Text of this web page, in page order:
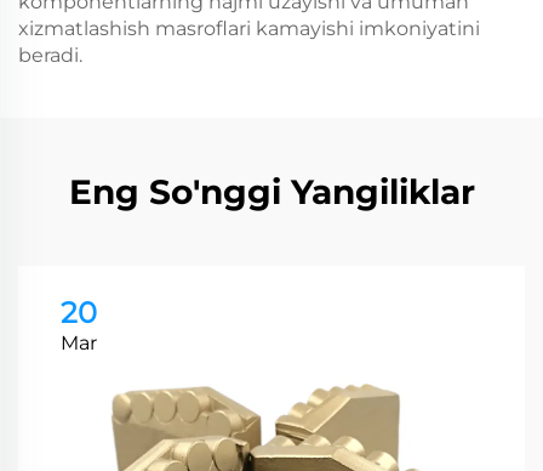
xizmatlashish masroflari kamayishi imkoniyatini
beradi.
Eng So'nggi Yangiliklar
20
Mar